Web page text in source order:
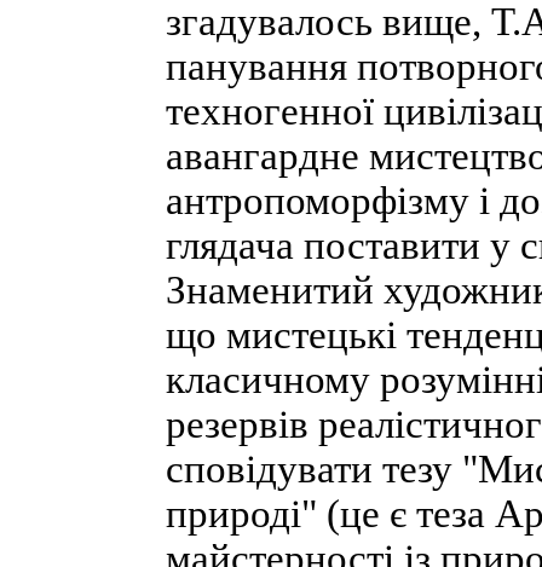
згадувалось вище,
панування
техногенної
авангардне
антропоморфізму і
глядача поставити у
Знаменитий
що мистецькі
класичному
резервів
сповідувати тезу
природі" (це є теза